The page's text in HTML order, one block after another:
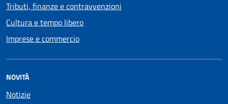
Tributi, finanze e contravvenzioni
Cultura e tempo libero
Imprese e commercio
NOVITÀ
Notizie